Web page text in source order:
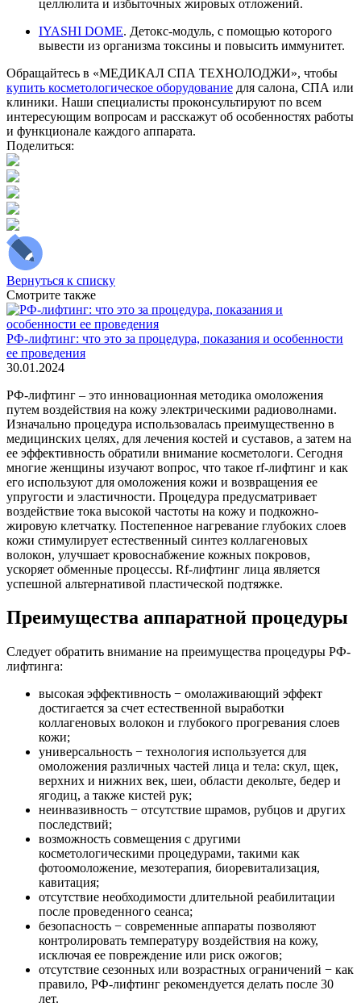
целлюлита и избыточных жировых отложений.
IYASHI DOME. Детокс-модуль, с помощью которого
вывести из организма токсины и повысить иммунитет.
Обращайтесь в «МЕДИКАЛ СПА ТЕХНОЛОДЖИ», чтобы
купить косметологическое оборудование для салона, СПА или
клиники. Наши специалисты проконсультируют по всем
интересующим вопросам и расскажут об особенностях работы
и функционале каждого аппарата.
Поделиться:
Вернуться к списку
Смотрите также
РФ-лифтинг: что это за процедура, показания и особенности
ее проведения
30.01.2024
РФ-лифтинг – это инновационная методика омоложения
путем воздействия на кожу электрическими радиоволнами.
Изначально процедура использовалась преимущественно в
медицинских целях, для лечения костей и суставов, а затем на
ее эффективность обратили внимание косметологи. Сегодня
многие женщины изучают вопрос, что такое rf-лифтинг и как
его используют для омоложения кожи и возвращения ее
упругости и эластичности. Процедура предусматривает
воздействие тока высокой частоты на кожу и подкожно-
жировую клетчатку. Постепенное нагревание глубоких слоев
кожи стимулирует естественный синтез коллагеновых
волокон, улучшает кровоснабжение кожных покровов,
ускоряет обменные процессы. Rf-лифтинг лица является
успешной альтернативой пластической подтяжке.
Преимущества аппаратной процедуры
Следует обратить внимание на преимущества процедуры РФ-
лифтинга:
высокая эффективность − омолаживающий эффект
достигается за счет естественной выработки
коллагеновых волокон и глубокого прогревания слоев
кожи;
универсальность − технология используется для
омоложения различных частей лица и тела: скул, щек,
верхних и нижних век, шеи, области декольте, бедер и
ягодиц, а также кистей рук;
неинвазивность − отсутствие шрамов, рубцов и других
последствий;
возможность совмещения с другими
косметологическими процедурами, такими как
фотоомоложение, мезотерапия, биоревитализация,
кавитация;
отсутствие необходимости длительной реабилитации
после проведенного сеанса;
безопасность − современные аппараты позволяют
контролировать температуру воздействия на кожу,
исключая ее повреждение или риск ожогов;
отсутствие сезонных или возрастных ограничений − как
правило, РФ-лифтинг рекомендуется делать после 30
лет.